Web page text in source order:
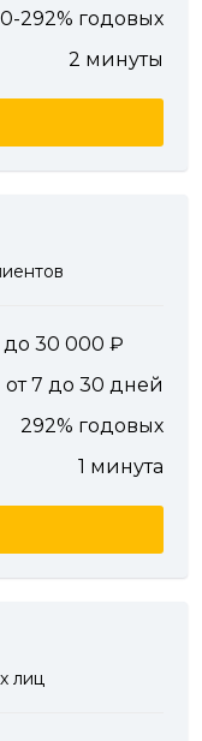
0-292% годовых
2 минуты
до 30 000
от 7 до 30 дней
292% годовых
1 минута
лиц